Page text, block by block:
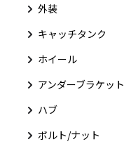
外装
キャッチタンク
ホイール
アンダーブラケット
ハブ
ボルト/ナット